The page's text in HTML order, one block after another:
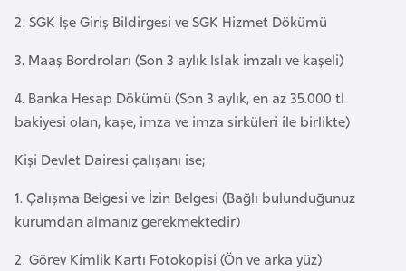
2. SGK İşe Giriş Bildirgesi ve SGK Hizmet Dökümü
3. Maaş Bordroları (Son 3 aylık Islak imzalı ve kaşeli)
4. Banka Hesap Dökümü (Son 3 aylık, en az 35.000 tl
bakiyesi olan, kaşe, imza ve imza sirküleri ile birlikte)
Kişi Devlet Dairesi çalışanı ise;
1. Çalışma Belgesi ve İzin Belgesi (Bağlı bulunduğunuz
kurumdan almanız gerekmektedir)
2. Görev Kimlik Kartı Fotokopisi (Ön ve arka yüz)
e
a
u
s
e
l
ç